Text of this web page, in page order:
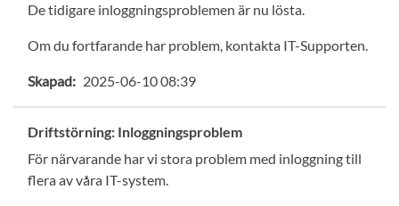
De tidigare inloggningsproblemen är nu lösta.
Om du fortfarande har problem, kontakta IT-Supporten.
Skapad: 2025-06-10 08:39
Driftstörning: Inloggningsproblem
För närvarande har vi stora problem med inloggning till
flera av våra IT-system.